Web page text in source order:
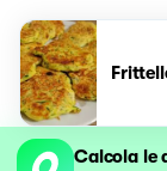
Calcola le